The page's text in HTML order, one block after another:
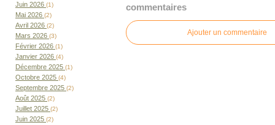
Juin 2026 (1)
Mai 2026 (2)
Avril 2026 (2)
Mars 2026 (3)
Février 2026 (1)
Janvier 2026 (4)
Décembre 2025 (1)
Octobre 2025 (4)
Septembre 2025 (2)
Août 2025 (2)
Juillet 2025 (2)
Juin 2025 (2)
commentaires
Ajouter un commentaire